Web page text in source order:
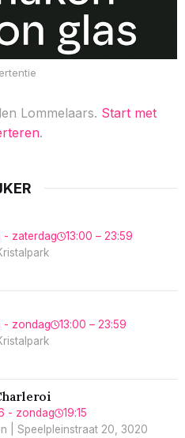
Lommelaars. Start met
.
- zaterdag
13:00 – 23:59
- zondag
13:00 – 23:59
- zondag
19:15
| Speelpleinstraat 20, 3020